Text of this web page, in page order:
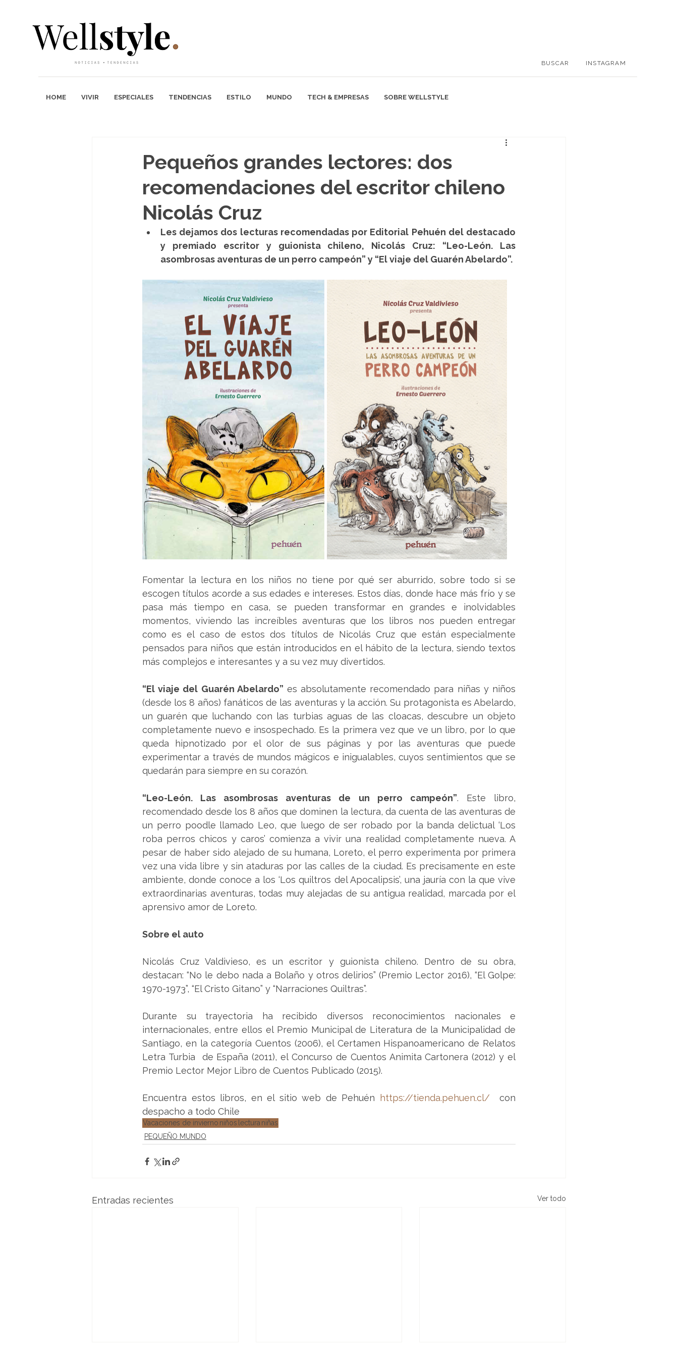
BUSCAR INSTAGRAM
HOME VIVIR ESPECIALES TENDENCIAS ESTILO MUNDO TECH & EMPRESAS SOBRE WELLSTYLE
Pequeños grandes lectores: dos
recomendaciones del escritor chileno
Nicolás Cruz
Les dejamos dos lecturas recomendadas por Editorial Pehuén del destacado
y premiado escritor y guionista chileno, Nicolás Cruz: “Leo-León. Las
asombrosas aventuras de un perro campeón” y “El viaje del Guarén Abelardo”.
Fomentar la lectura en los niños no tiene por qué ser aburrido, sobre todo si se
escogen títulos acorde a sus edades e intereses. Estos días, donde hace más frío y se
pasa más tiempo en casa, se pueden transformar en grandes e inolvidables
momentos, viviendo las increíbles aventuras que los libros nos pueden entregar
como es el caso de estos dos títulos de Nicolás Cruz que están especialmente
pensados para niños que están introducidos en el hábito de la lectura, siendo textos
más complejos e interesantes y a su vez muy divertidos.
“El viaje del Guarén Abelardo” es absolutamente recomendado para niñas y niños
(desde los 8 años) fanáticos de las aventuras y la acción. Su protagonista es Abelardo,
un guarén que luchando con las turbias aguas de las cloacas, descubre un objeto
completamente nuevo e insospechado. Es la primera vez que ve un libro, por lo que
queda hipnotizado por el olor de sus páginas y por las aventuras que puede
experimentar a través de mundos mágicos e inigualables, cuyos sentimientos que se
quedarán para siempre en su corazón.
“Leo-León. Las asombrosas aventuras de un perro campeón”. Este libro,
recomendado desde los 8 años que dominen la lectura, da cuenta de las aventuras de
un perro poodle llamado Leo, que luego de ser robado por la banda delictual ‘Los
roba perros chicos y caros’ comienza a vivir una realidad completamente nueva. A
pesar de haber sido alejado de su humana, Loreto, el perro experimenta por primera
vez una vida libre y sin ataduras por las calles de la ciudad. Es precisamente en este
ambiente, donde conoce a los ‘Los quiltros del Apocalipsis’, una jauría con la que vive
extraordinarias aventuras, todas muy alejadas de su antigua realidad, marcada por el
aprensivo amor de Loreto.
Sobre el auto
Nicolás Cruz Valdivieso, es un escritor y guionista chileno. Dentro de su obra,
destacan: “No le debo nada a Bolaño y otros delirios” (Premio Lector 2016), “El Golpe:
1970-1973”, “El Cristo Gitano” y “Narraciones Quiltras”.
Durante su trayectoria ha recibido diversos reconocimientos nacionales e
internacionales, entre ellos el Premio Municipal de Literatura de la Municipalidad de
Santiago, en la categoría Cuentos (2006), el Certamen Hispanoamericano de Relatos
Letra Turbia  de España (2011), el Concurso de Cuentos Animita Cartonera (2012) y el
Premio Lector Mejor Libro de Cuentos Publicado (2015).
Encuentra estos libros, en el sitio web de Pehuén https://tienda.pehuen.cl/
  con
despacho a todo Chile
Vacaciones de invierno niños lectura niñas
PEQUEÑO MUNDO
Entradas recientes Ver todo